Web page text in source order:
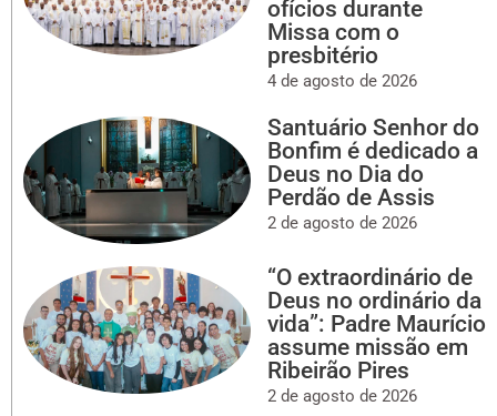
ofícios durante
Missa com o
presbitério
4 de agosto de 2026
Santuário Senhor do
Bonfim é dedicado a
Deus no Dia do
Perdão de Assis
2 de agosto de 2026
“O extraordinário de
Deus no ordinário da
vida”: Padre Maurício
assume missão em
Ribeirão Pires
2 de agosto de 2026